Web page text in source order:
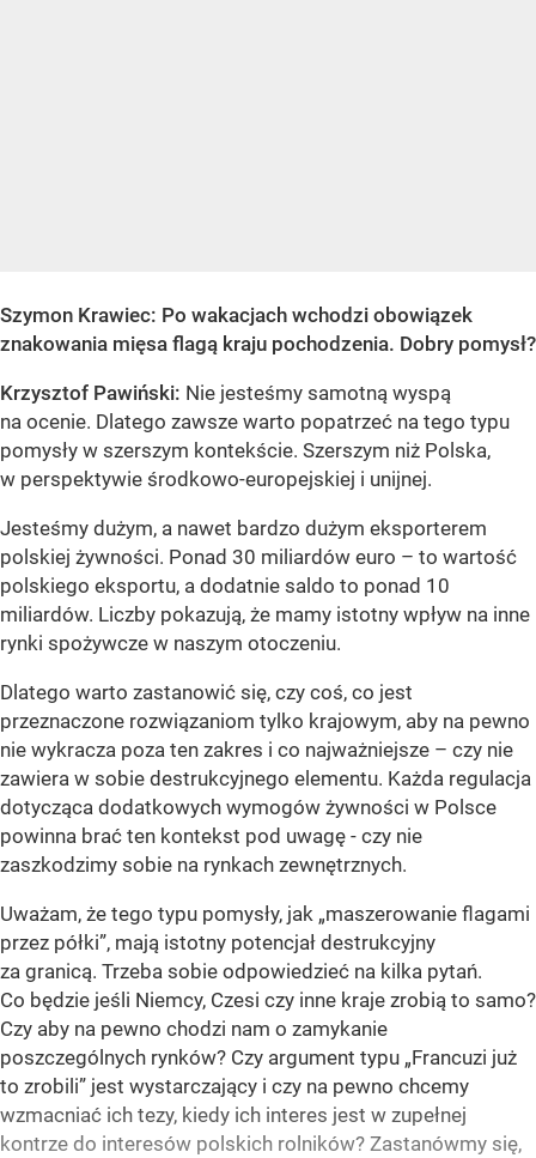
Szymon Krawiec: Po wakacjach wchodzi obowiązek
znakowania mięsa flagą kraju pochodzenia. Dobry pomysł?
Krzysztof Pawiński: Nie jesteśmy samotną wyspą
na ocenie. Dlatego zawsze warto popatrzeć na tego typu
pomysły w szerszym kontekście. Szerszym niż Polska,
w perspektywie środkowo-europejskiej i unijnej.
Jesteśmy dużym, a nawet bardzo dużym eksporterem
polskiej żywności. Ponad 30 miliardów euro – to wartość
polskiego eksportu, a dodatnie saldo to ponad 10
miliardów. Liczby pokazują, że mamy istotny wpływ na inne
rynki spożywcze w naszym otoczeniu.
Dlatego warto zastanowić się, czy coś, co jest
przeznaczone rozwiązaniom tylko krajowym, aby na pewno
nie wykracza poza ten zakres i co najważniejsze – czy nie
zawiera w sobie destrukcyjnego elementu. Każda regulacja
dotycząca dodatkowych wymogów żywności w Polsce
powinna brać ten kontekst pod uwagę - czy nie
zaszkodzimy sobie na rynkach zewnętrznych.
Uważam, że tego typu pomysły, jak „maszerowanie flagami
przez półki”, mają istotny potencjał destrukcyjny
za granicą. Trzeba sobie odpowiedzieć na kilka pytań.
Co będzie jeśli Niemcy, Czesi czy inne kraje zrobią to samo?
Czy aby na pewno chodzi nam o zamykanie
poszczególnych rynków? Czy argument typu „Francuzi już
to zrobili” jest wystarczający i czy na pewno chcemy
wzmacniać ich tezy, kiedy ich interes jest w zupełnej
kontrze do interesów polskich rolników? Zastanówmy się,